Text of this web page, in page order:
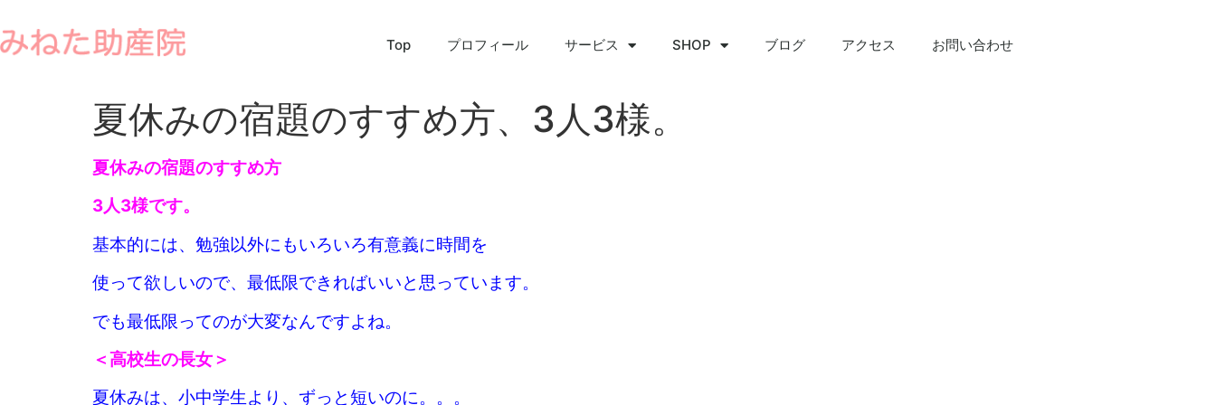
Top プロフィール サービス SHOP ブログ アクセス お問い合わせ
夏休みの宿題のすすめ方、3人3様。
夏休みの宿題のすすめ方
3人3様です。
基本的には、勉強以外にもいろいろ有意義に時間を
使って欲しいので、 最低限できればいいと思っています。
でも最低限ってのが大変なんですよね。
＜高校生の長女＞
夏休みは、小中学生より、ずっと短いのに。。。